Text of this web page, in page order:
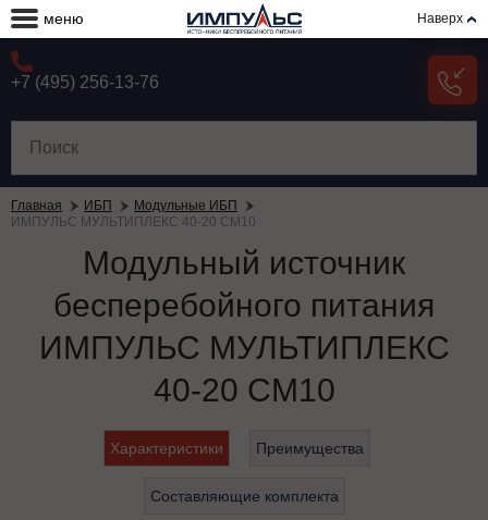
меню Наверх
+7 (495) 256-13-76
Главная ИБП
Модульные ИБП
ИМПУЛЬС МУЛЬТИПЛЕКС 40-20 СМ10
Модульный источник
бесперебойного питания
ИМПУЛЬС МУЛЬТИПЛЕКС
40-20 СМ10
Характеристики Преимущества
Составляющие комплекта